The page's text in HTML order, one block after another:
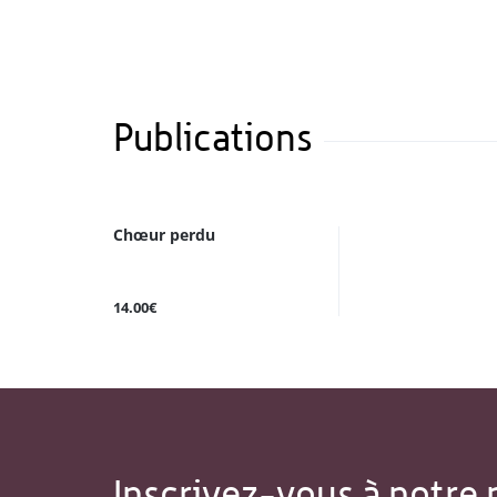
Publications
Chœur perdu
14.00€